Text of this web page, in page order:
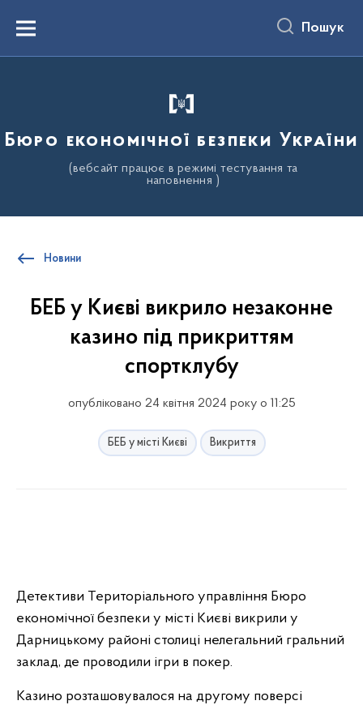
вмістуMenu Пошук
Бюро економічної безпеки України
(вебсайт працює в режимі тестування та
наповнення )
Новини
БЕБ у Києві викрило незаконне
казино під прикриттям
спортклубу
опубліковано 24 квітня 2024 року о 11:25
БЕБ у місті Києві Викриття
Детективи Територіального управління Бюро
економічної безпеки у місті Києві викрили у
Дарницькому районі столиці нелегальний гральний
заклад, де проводили ігри в покер.
Казино розташовувалося на другому поверсі